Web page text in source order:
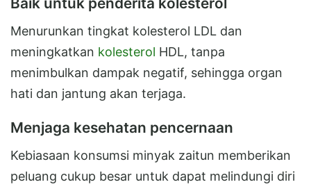
Menurunkan tingkat kolesterol LDL dan
meningkatkan kolesterol HDL, tanpa
menimbulkan dampak negatif, sehingga organ
hati dan jantung akan terjaga.
Menjaga kesehatan pencernaan
Kebiasaan konsumsi minyak zaitun memberikan
peluang cukup besar untuk dapat melindungi diri